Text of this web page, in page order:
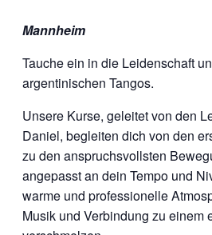
Mannheim
Tauche ein in die Leidenschaft
argentinischen Tangos.
Unsere Kurse, geleitet von den
Daniel, begleiten dich von den
zu den anspruchsvollsten
angepasst an dein Tempo und
warme und professionelle
Musik und Verbindung zu einem